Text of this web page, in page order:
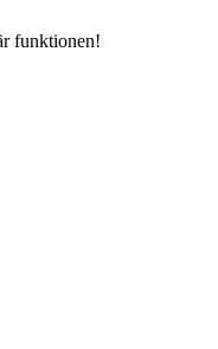
funktionen!